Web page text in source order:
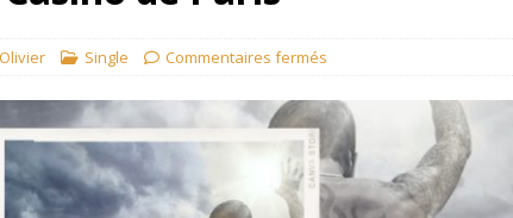
Olivier Single Commentaires fermés